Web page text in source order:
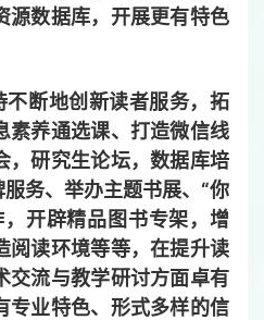
源数据库，开展更有特色
不断地创新读者服务，拓
素养通选课、打造微信线
，研究生论坛，数据库培
务、举办主题书展、“你
开辟精品图书专架，增
阅读环境等等，在提升读
交流与教学研讨方面卓有
专业特色、形式多样的信